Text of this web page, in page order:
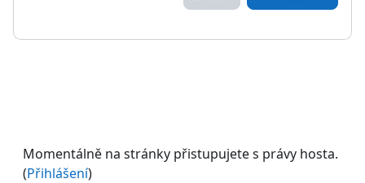
Momentálně na stránky přistupujete s právy hosta.
(Přihlášení)